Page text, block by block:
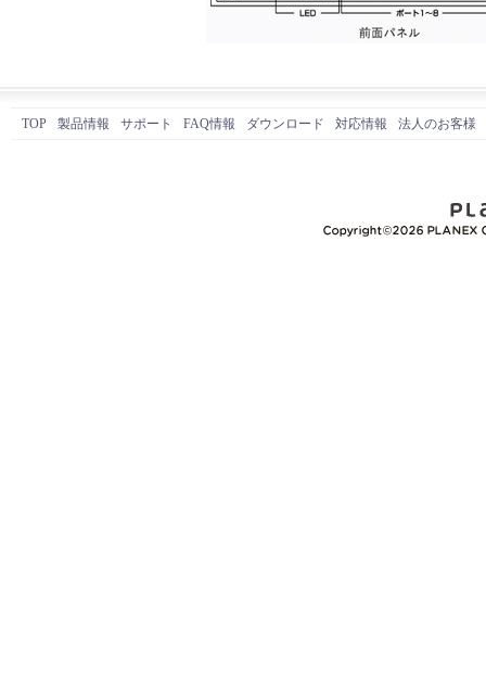
TOP 製品情報 サポート FAQ情報 ダウンロード 対応情報 法人のお客様